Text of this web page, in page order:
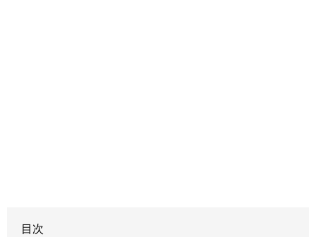
目次